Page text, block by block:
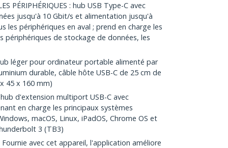
PÉRIPHÉRIQUES : hub USB Type-C avec
jusqu'à 10 Gbit/s et alimentation jusqu'à
les périphériques en aval ; prend en charge les
périphériques de stockage de données, les
léger pour ordinateur portable alimenté par
durable, câble hôte USB-C de 25 cm de
45 x 160 mm)
d'extension multiport USB-C avec
en charge les principaux systèmes
macOS, Linux, iPadOS, Chrome OS et
3 (TB3)
Fournie avec cet appareil, l'application améliore